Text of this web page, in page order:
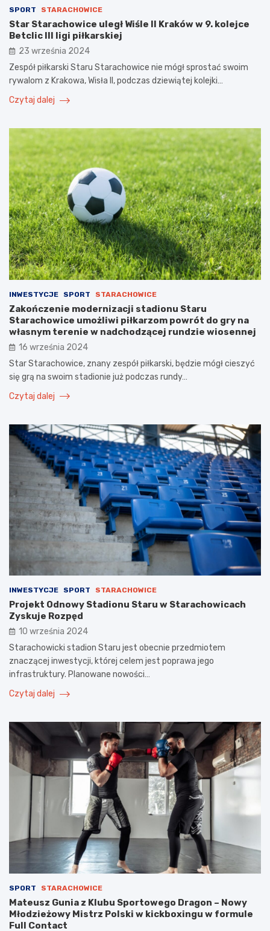
SPORT STARACHOWICE
Star Starachowice uległ Wiśle II Kraków w 9. kolejce
Betclic III ligi piłkarskiej
23 września 2024
Zespół piłkarski Staru Starachowice nie mógł sprostać swoim
rywalom z Krakowa, Wisła II, podczas dziewiątej kolejki…
Czytaj dalej
INWESTYCJE SPORT STARACHOWICE
Zakończenie modernizacji stadionu Staru
Starachowice umożliwi piłkarzom powrót do gry na
własnym terenie w nadchodzącej rundzie wiosennej
16 września 2024
Star Starachowice, znany zespół piłkarski, będzie mógł cieszyć
się grą na swoim stadionie już podczas rundy…
Czytaj dalej
INWESTYCJE SPORT STARACHOWICE
Projekt Odnowy Stadionu Staru w Starachowicach
Zyskuje Rozpęd
10 września 2024
Starachowicki stadion Staru jest obecnie przedmiotem
znaczącej inwestycji, której celem jest poprawa jego
infrastruktury. Planowane nowości…
Czytaj dalej
SPORT STARACHOWICE
Mateusz Gunia z Klubu Sportowego Dragon – Nowy
Młodzieżowy Mistrz Polski w kickboxingu w formule
Full Contact